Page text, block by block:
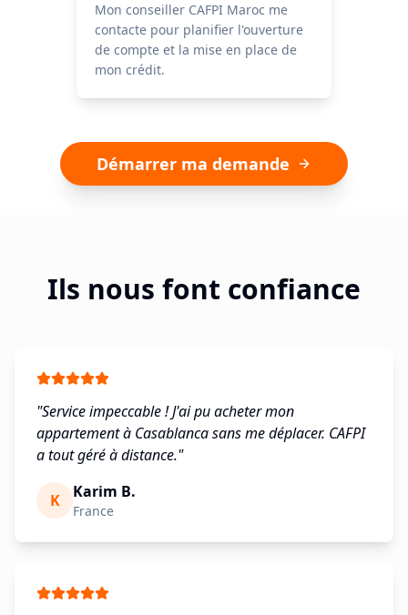
Mon conseiller CAFPI Maroc me
contacte pour planifier l'ouverture
de compte et la mise en place de
mon crédit.
Démarrer ma demande
Ils nous font confiance
"Service impeccable ! J'ai pu acheter mon
appartement à Casablanca sans me déplacer. CAFPI
a tout géré à distance."
K Karim B.
France